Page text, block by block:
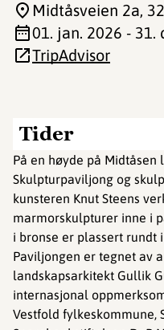
Tider
På en høyde på Midtåsen
Skulpturpaviljong og
kunsteren Knut Steens
marmorskulpturer inne i
i bronse er plassert rundt
Paviljongen er tegnet av
landskapsarkitekt Gullik
internasjonal
Vestfold fylkeskommune,
Midtåsveien 2a,
01. jan. 2026 - 31.
TripAdvisor